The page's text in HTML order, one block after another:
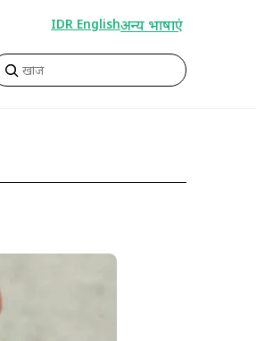
IDR Englishअन्य भाषाएं